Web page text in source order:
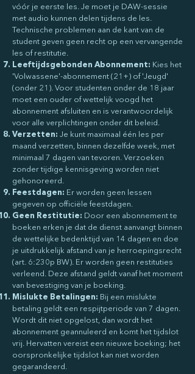
vóór je eerste les. Je moet je DAW-sessie
met audio kunnen delen tijdens de les.
Technische problemen aan de kant van de
student geven geen recht op een vervangende
les of restitutie.
Leeftijdsgebonden Abonnement: Kies het
'Volwassene'-abonnement (21+) of 'Jeugd'
(onder 21). Voor studenten onder de 18 jaar
moet een ouder of wettelijk voogd het
abonnement afsluiten en is verantwoordelijk
voor alle verplichtingen onder dit beleid.
Verzetten: Je kunt maximaal één les per
maand verzetten, binnen dezelfde week, met
minimaal 7 dagen van tevoren. Verzoeken
zonder tijdige kennisgeving worden niet
gehonoreerd.
Feestdagen: Er worden geen lessen
gegeven op officiële feestdagen.
Geen Restitutie: Door een abonnement te
boeken erken je dat de dienst aanvangt binnen
de wettelijke bedenktijd van 14 dagen en doe
je uitdrukkelijk afstand van je herroepingsrecht
(art. 6:230p BW). Er worden geen restituties
verleend. Deze afstand geldt vanaf het moment
van bevestiging van je boeking.
Mislukte Betalingen: Bij een mislukte
betaling geldt een respijtperiode van 7 dagen.
Wordt dit niet opgelost, dan wordt het
abonnement geannuleerd en komt het tijdslot
vrij. Hervatten vereist een nieuwe boeking; het
oorspronkelijke tijdslot kan niet worden
gegarandeerd.